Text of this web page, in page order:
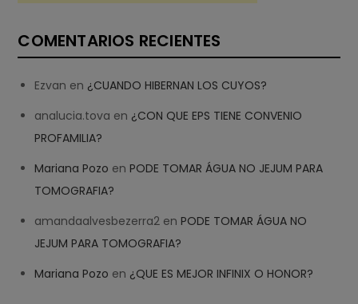
COMENTARIOS RECIENTES
Ezvan en ¿CUANDO HIBERNAN LOS CUYOS?
analucia.tova en ¿CON QUE EPS TIENE CONVENIO
PROFAMILIA?
Mariana Pozo enPODE TOMAR ÁGUA NO JEJUM PARA
TOMOGRAFIA?
amandaalvesbezerra2 enPODE TOMAR ÁGUA NO
JEJUM PARA TOMOGRAFIA?
Mariana Pozo en ¿QUE ES MEJOR INFINIX O HONOR?